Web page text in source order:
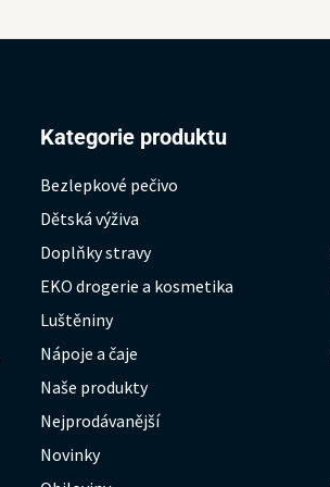
Kategorie produktu
Bezlepkové pečivo
Dětská výživa
Doplňky stravy
EKO drogerie a kosmetika
Luštěniny
Nápoje a čaje
Naše produkty
Nejprodávanější
Novinky